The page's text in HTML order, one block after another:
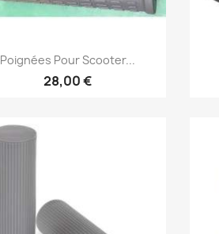
Aperçu rapide
Poignées Pour Scooter...
28,00 €